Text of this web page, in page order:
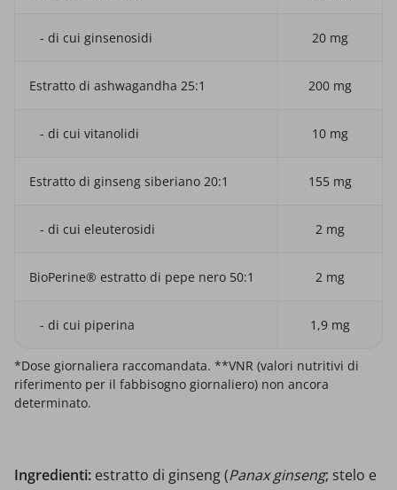
- di cui ginsenosidi 20 mg
Estratto di ashwagandha 25:1 200 mg
- di cui vitanolidi 10 mg
Estratto di ginseng siberiano 20:1 155 mg
- di cui eleuterosidi 2 mg
BioPerine® estratto di pepe nero 50:1 2 mg
- di cui piperina 1,9 mg
*Dose giornaliera raccomandata. **VNR (valori nutritivi di
riferimento per il fabbisogno giornaliero) non ancora
determinato.
Ingredienti: estratto di ginseng (Panax ginseng; stelo e